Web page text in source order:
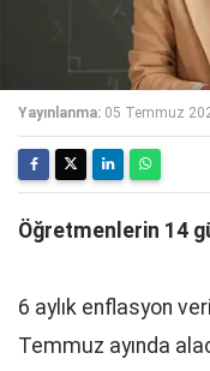
Yayınlanma: 05 Temmuz
Öğretmenlerin 14
6 aylık enflasyon
Temmuz ayında